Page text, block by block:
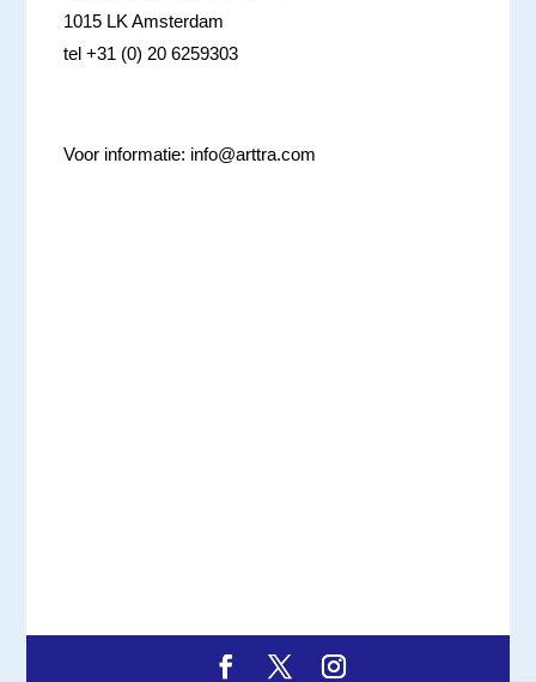
1015 LK Amsterdam
tel +31 (0) 20 6259303
Voor informatie: info@arttra.com